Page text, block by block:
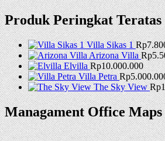
Produk Peringkat Teratas
Villa Sikas 1 Rp
Arizona Villa Rp
Elvilla Rp10.000.000
Villa Petra Rp
The Sky View Rp
Managament Office Maps